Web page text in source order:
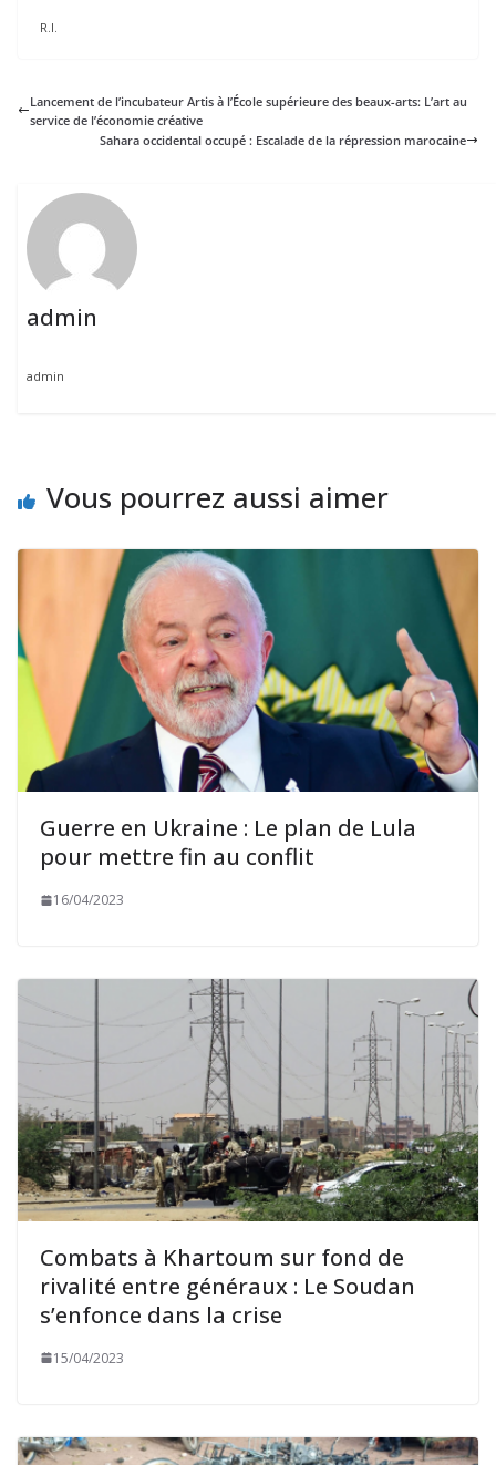
R.I.
Lancement de l’incubateur Artis à l’École supérieure des beaux-arts: L’art au
service de l’économie créative
Sahara occidental occupé : Escalade de la répression marocaine
admin
admin
Vous pourrez aussi aimer
Guerre en Ukraine : Le plan de Lula
pour mettre fin au conflit
16/04/2023
Combats à Khartoum sur fond de
rivalité entre généraux : Le Soudan
s’enfonce dans la crise
15/04/2023